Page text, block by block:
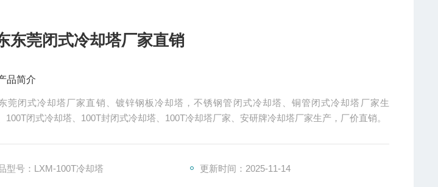
东莞闭式冷却塔厂家直销
品简介
莞闭式冷却塔厂家直销、镀锌钢板冷却塔，不锈钢管闭式冷却塔、铜管闭式冷却塔厂家生
100T闭式冷却塔、100T封闭式冷却塔、100T冷却塔厂家、安研牌冷却塔厂家生产，厂价直销。
型号：LXM-100T冷却塔 更新时间：2025-11-14